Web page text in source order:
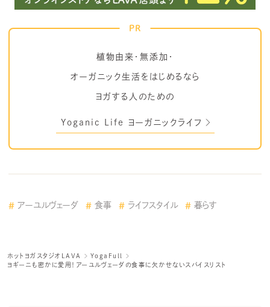
PR
植物由来・無添加・
オーガニック生活をはじめるなら
ヨガする人のための
Yoganic Life ヨーガニックライフ
アーユルヴェーダ 食事 ライフスタイル 暮らす
ホットヨガスタジオLAVA
YogaFull
ヨギーニも密かに愛用！アーユルヴェーダの食事に欠かせないスパイスリスト